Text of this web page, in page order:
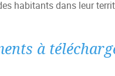
habitants dans leur
à